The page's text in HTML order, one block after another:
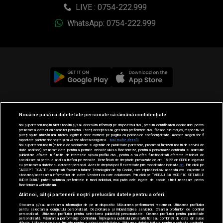
LIVE : 0754-222.999
WhatsApp: 0754-222.999
© 2019-2026 DOGAN MEDIA INTERNATIONAL SA, Toate
drepturile rezervate.
Nouă ne pasă ca datele tale personale să rămână confidențiale
Noi și partenerii noștri589stocăm și/sau accesăm informații pe dispozitivul dvs., precum identificatorii cookie unici pentru
prelucrarea datelor cu caracter personal. Puteți accepta sau gestiona preferințele dvs. făcând clic mai jos, respectiv vă
puteți opune utilizării unui interes legitim în orice moment pe pagina cu politica de confidențialitate. Aceste alegeri vor fi
raportate partenerilor noștri și nu vă vor afecta navigarea.
Mai multe detalii
Noi si partenerii nostri (retelele de socializare si agentiile de publicitate partenere, precum si furnizorii nostri de servicii de
date analitice) prelucram date pentru a permite website-ului sa functioneze, pentru a personaliza continutul si anunturile
publicitare afisate in functie de interesele si/sau profilul dvs., pentru a va oferi functionalitati aferente retelelor de
socializare si pentru a analiza traficul pe website. Beneficiati de drepturile prevazute de art. 15-22 din GDPR in legatura
cu prelucrarea datelor cu caracter personal. Aceste drepturi pot fi exercitate prin modalitatea indicataaici . Prin click pe
“ACCEPT TOATE”, acceptati folosirea tuturor Tehnologiilor de tip Cookie, care implica inclusiv acceptul dvs. cu privire la
stocarea/accesarea informatiilor de catre Vendor-ii cu care colaboram. Prin click pe “VREAU SA MODIFIC SETARILE
INDIVIDUAL” puteti schimba preferintele in mod individual, mai putin cele legate de cookie strict necesare pentru
functionarea website-ului.
Atât noi, cât și partenerii noștri prelucrăm datele pentru a oferi:
Stocarea și/sau accesarea informațiilor de pe un dispozitiv. Măsurarea performanței reclamelor. Utilizarea profilurilor
pentru selectarea conținutului personalizat. Dezvoltarea și îmbunătățirea serviciilor. Crearea profilurilor de conținut
personalizat. Utilizarea profilurilor pentru selectarea publicității personalizate. Crearea profilurilor pentru publicitate
personalizată. Măsurarea performanței conținutului. Înțelegerea publicului prin statistici sau combinații de date din surse